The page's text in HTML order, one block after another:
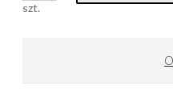
szt.